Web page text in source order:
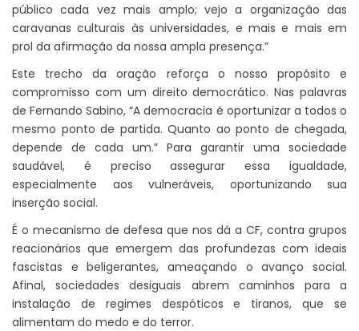
público cada vez mais amplo; vejo a organização das
caravanas culturais às universidades, e mais e mais em
prol da afirmação da nossa ampla presença.”
Este trecho da oração reforça o nosso propósito e
compromisso com um direito democrático. Nas palavras
de Fernando Sabino, “A democracia é oportunizar a todos o
mesmo ponto de partida. Quanto ao ponto de chegada,
depende de cada um.” Para garantir uma sociedade
saudável, é preciso assegurar essa igualdade,
especialmente aos vulneráveis, oportunizando sua
inserção social.
É o mecanismo de defesa que nos dá a CF, contra grupos
reacionários que emergem das profundezas com ideais
fascistas e beligerantes, ameaçando o avanço social.
Afinal, sociedades desiguais abrem caminhos para a
instalação de regimes despóticos e tiranos, que se
alimentam do medo e do terror.